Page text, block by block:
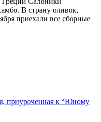
В страну оливок,
приехали все сборные
приуроченная к “Юному